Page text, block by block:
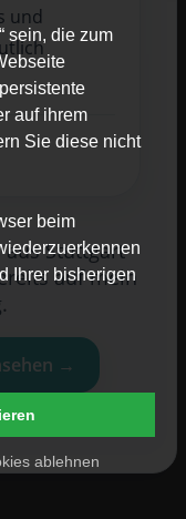
sein, die zum
auf ihrem
Sie diese nicht
beim
Ihrer bisherigen
ablehnen
und
aus Stuttgart
auf mein
→